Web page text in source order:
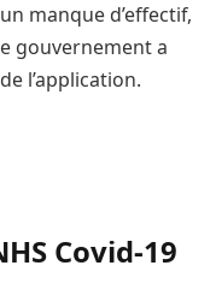
manque d’effectif,
gouvernement a
l’application.
Covid-19